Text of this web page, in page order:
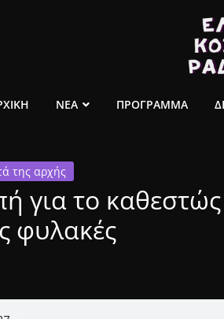
ΝΕΑ ΠΡΟΓΡΑΜΜΑ
της αρχής
για το
φυλακές